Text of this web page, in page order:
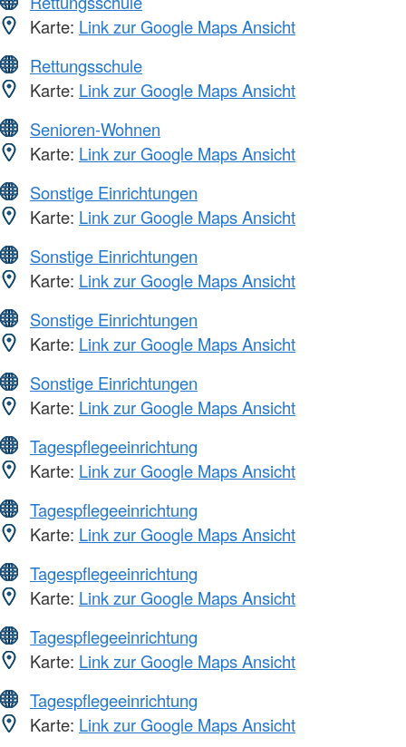
Karte: Link zur Google Maps Ansicht
Rettungsschule
Karte: Link zur Google Maps Ansicht
Senioren-Wohnen
Karte: Link zur Google Maps Ansicht
Sonstige Einrichtungen
Karte: Link zur Google Maps Ansicht
Sonstige Einrichtungen
Karte: Link zur Google Maps Ansicht
Sonstige Einrichtungen
Karte: Link zur Google Maps Ansicht
Sonstige Einrichtungen
Karte: Link zur Google Maps Ansicht
Tagespflegeeinrichtung
Karte: Link zur Google Maps Ansicht
Tagespflegeeinrichtung
Karte: Link zur Google Maps Ansicht
Tagespflegeeinrichtung
Karte: Link zur Google Maps Ansicht
Tagespflegeeinrichtung
Karte: Link zur Google Maps Ansicht
Tagespflegeeinrichtung
Karte: Link zur Google Maps Ansicht